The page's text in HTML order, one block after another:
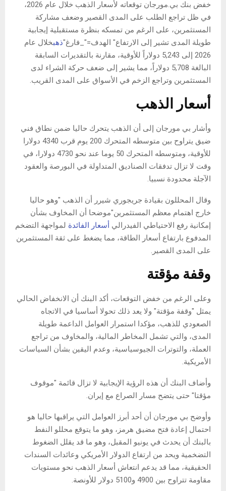
خفض بنك بي.مورجان توقعاته لأسعار الذهب خلال عام 2026،
في ظل تراجع الطلب على المدى القصير وضعف مشاركة
المستثمرين، على الرغم من تمسكه بنظرة مستقبلية إيجابية
طويلة المدى تشير إلى الارتفاع" الهدف="_فارغ"ذهبخلال عام
2026 إلى 5,243 دولاراً للأوقية، مقارنة بالتقديرات السابقة
البالغة 5,708 دولاراً، مما يشير إلى ضعف حركة الشراء لدى
المستثمرين وتراجع الزخم في الأسواق على المدى القريب.
أسعار الذهب
وأشار بي مورجان إلى أن الذهب يتحرك حاليا ضمن نطاق فني
ضيق يتراوح بين متوسطه المتحرك 200 يوم قرب 4340 دولارا
للأوقية، ومتوسطه المتحرك 50 يوما عند نحو 4730 دولارا، في
وقت لا تزال تدفقات الصناديق المتداولة في البورصة والعقود
الآجلة محدودة نسبيا.
وقال المحللون بقيادة جريجوري شيرر أن الذهب "وهو حاليا
خارج اهتمام معظم المستثمرين"موضحا أن المخاوف بشأن
إمكانية رفع الاحتياطي الفيدرالي أسعار الفائدة لمواجهة التضخم
المدفوع بارتفاع أسعار الطاقة، مما يضغط على ثقة المستثمرين
على المدى القصير.
وقفة مؤقتة
وعلى الرغم من خفض التوقعات، أكد البنك أن الانخفاض الحالي
يمثل "وقفة مؤقتة" ولا يعد ذلك تحولا أساسيا في الاتجاه
الصعودي للذهب، مؤكدا استمرار العوامل الداعمة طويلة
المدى، والتي تشمل المخاطر المالية، والمخاوف من تراجع
العملة، والتوترات الجيوسياسية، وعدم اليقين بشأن السياسات
الأمريكية.
وأضاف البنك أن هذه الرؤية الإيجابية لا تزال قائمة "موقوف
مؤقتا" حتى يتضح مسار الصراع مع إيران.
وأوضح بي مورجان أن أحد أبرز العوامل التي يراقبها حاليا هو
احتمال إعادة فتح مضيق هرمز، وهو ما يتوقع محللو النفط
بالبنك أن يحدث في يونيو المقبل، وهو ما قد يقلل الضغوط
التضخمية ويحد من ارتفاع الدولار الأمريكي وعائدات السندات
الحقيقية، مما قد يدعم انتعاش أسعار الذهب نحو مستويات
مقاومة تتراوح بين 4900 و5100 دولار للأونصة.